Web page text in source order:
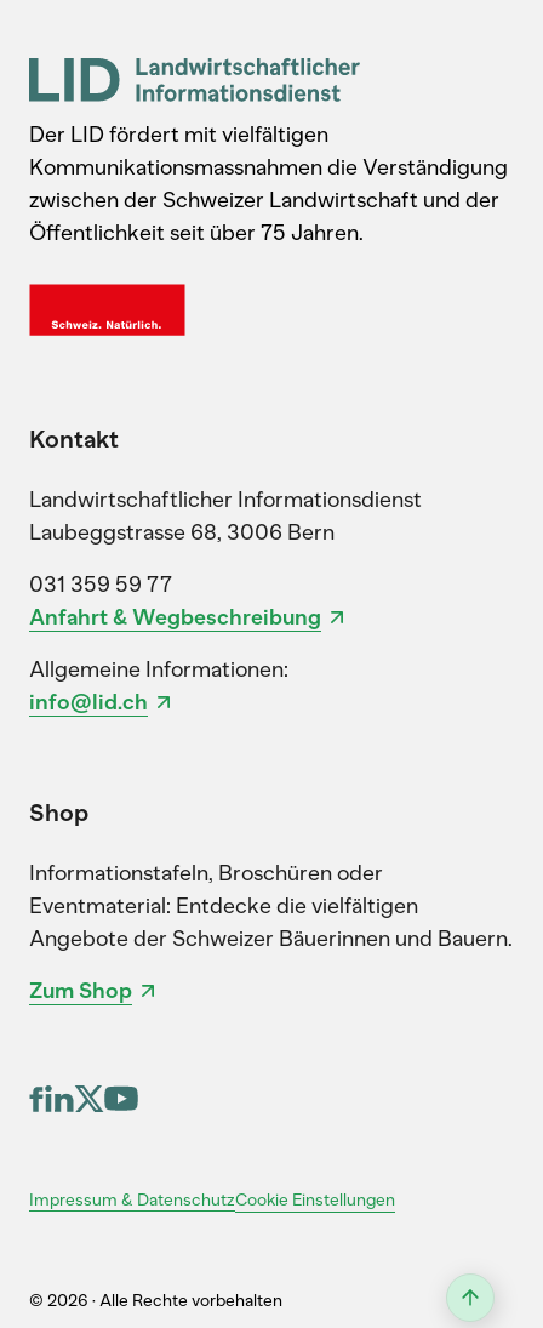
Der LID fördert mit vielfältigen
Kommunikationsmassnahmen die Verständigung
zwischen der Schweizer Landwirtschaft und der
Öffentlichkeit seit über 75 Jahren.
Kontakt
Landwirtschaftlicher Informationsdienst
Laubeggstrasse 68, 3006 Bern
031 359 59 77
Anfahrt & Wegbeschreibung
Allgemeine Informationen:
info@lid.ch
Shop
Informationstafeln, Broschüren oder
Eventmaterial: Entdecke die vielfältigen
Angebote der Schweizer Bäuerinnen und Bauern.
Zum Shop
Impressum & DatenschutzCookie Einstellungen
© 2026 · Alle Rechte vorbehalten